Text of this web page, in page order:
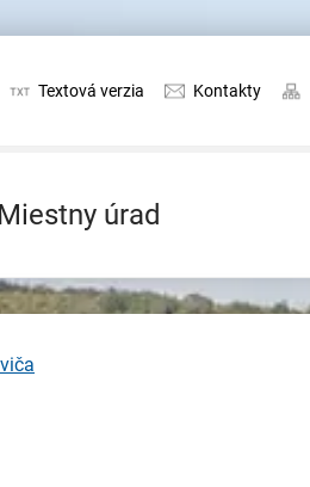
Textová verzia Kontakty
Miestny úrad